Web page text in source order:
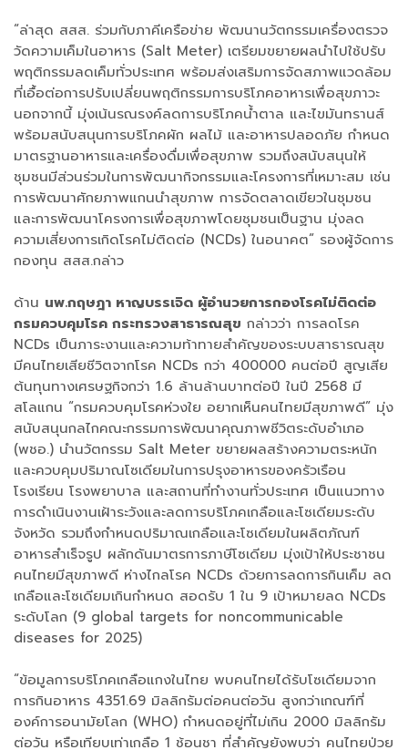
“ล่าสุด สสส. ร่วมกับภาคีเครือข่าย พัฒนานวัตกรรมเครื่องตรวจ
วัดความเค็มในอาหาร (Salt Meter) เตรียมขยายผลนำไปใช้ปรับ
พฤติกรรมลดเค็มทั่วประเทศ พร้อมส่งเสริมการจัดสภาพแวดล้อม
ที่เอื้อต่อการปรับเปลี่ยนพฤติกรรมการบริโภคอาหารเพื่อสุขภาวะ
นอกจากนี้ มุ่งเน้นรณรงค์ลดการบริโภคน้ำตาล และไขมันทรานส์
พร้อมสนับสนุนการบริโภคผัก ผลไม้ และอาหารปลอดภัย กำหนด
มาตรฐานอาหารและเครื่องดื่มเพื่อสุขภาพ รวมถึงสนับสนุนให้
ชุมชนมีส่วนร่วมในการพัฒนากิจกรรมและโครงการที่เหมาะสม เช่น
การพัฒนาศักยภาพแกนนำสุขภาพ การจัดตลาดเขียวในชุมชน
และการพัฒนาโครงการเพื่อสุขภาพโดยชุมชนเป็นฐาน มุ่งลด
ความเสี่ยงการเกิดโรคไม่ติดต่อ (NCDs) ในอนาคต” รองผู้จัดการ
กองทุน สสส.กล่าว
ด้าน นพ.กฤษฎา หาญบรรเจิด ผู้อำนวยการกองโรคไม่ติดต่อ
กรมควบคุมโรค กระทรวงสาธารณสุข กล่าวว่า การลดโรค
NCDs เป็นภาระงานและความท้าทายสำคัญของระบบสาธารณสุข
มีคนไทยเสียชีวิตจากโรค NCDs กว่า 400000 คนต่อปี สูญเสีย
ต้นทุนทางเศรษฐกิจกว่า 1.6 ล้านล้านบาทต่อปี ในปี 2568 มี
สโลแกน “กรมควบคุมโรคห่วงใย อยากเห็นคนไทยมีสุขภาพดี” มุ่ง
สนับสนุนกลไกคณะกรรมการพัฒนาคุณภาพชีวิตระดับอำเภอ
(พชอ.) นำนวัตกรรม Salt Meter ขยายผลสร้างความตระหนัก
และควบคุมปริมาณโซเดียมในการปรุงอาหารของครัวเรือน
โรงเรียน โรงพยาบาล และสถานที่ทำงานทั่วประเทศ เป็นแนวทาง
การดำเนินงานเฝ้าระวังและลดการบริโภคเกลือและโซเดียมระดับ
จังหวัด รวมถึงกำหนดปริมาณเกลือและโซเดียมในผลิตภัณฑ์
อาหารสำเร็จรูป ผลักดันมาตรการภาษีโซเดียม มุ่งเป้าให้ประชาชน
คนไทยมีสุขภาพดี ห่างไกลโรค NCDs ด้วยการลดการกินเค็ม ลด
เกลือและโซเดียมเกินกำหนด สอดรับ 1 ใน 9 เป้าหมายลด NCDs
ระดับโลก (9 global targets for noncommunicable
diseases for 2025)
“ข้อมูลการบริโภคเกลือแกงในไทย พบคนไทยได้รับโซเดียมจาก
การกินอาหาร 4351.69 มิลลิกรัมต่อคนต่อวัน สูงกว่าเกณฑ์ที่
องค์การอนามัยโลก (WHO) กำหนดอยู่ที่ไม่เกิน 2000 มิลลิกรัม
ต่อวัน หรือเทียบเท่าเกลือ 1 ช้อนชา ที่สำคัญยังพบว่า คนไทยป่วย